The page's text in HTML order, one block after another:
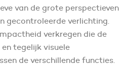
van de grote perspectieven
gecontroleerde verlichting.
verkregen die de
tegelijk visuele
de verschillende functies.